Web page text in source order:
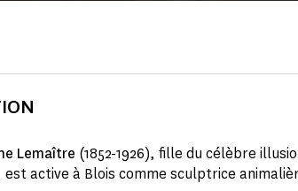
Lemaître (1852-1926), fille du célèbre
active à Blois comme sculptrice